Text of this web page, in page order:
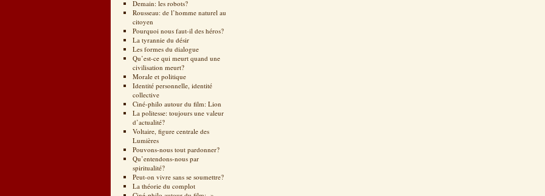
Demain: les robots?
Rousseau: de l’homme naturel au
citoyen
Pourquoi nous faut-il des héros?
La tyrannie du désir
Les formes du dialogue
Qu’est-ce qui meurt quand une
civilisation meurt?
Morale et politique
Identité personnelle, identité
collective
Ciné-philo autour du film: Lion
La politesse: toujours une valeur
d’actualité?
Voltaire, figure centrale des
Lumières
Pouvons-nous tout pardonner?
Qu’entendons-nous par
spiritualité?
Peut-on vivre sans se soumettre?
La théorie du complot